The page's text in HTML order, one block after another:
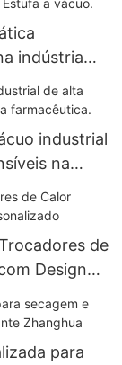
indústria
industrial
na
de
Design
para